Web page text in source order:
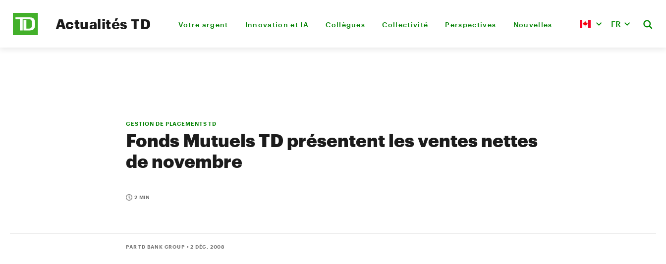
Actualités TD Votre argent Innovation et IA Collègues Collectivité Perspectives Nouvelles FR
GESTION DE PLACEMENTS TD
Fonds Mutuels TD présentent les ventes nettes
de novembre
2 MIN
PAR TD BANK GROUP • 2 DÉC. 2008